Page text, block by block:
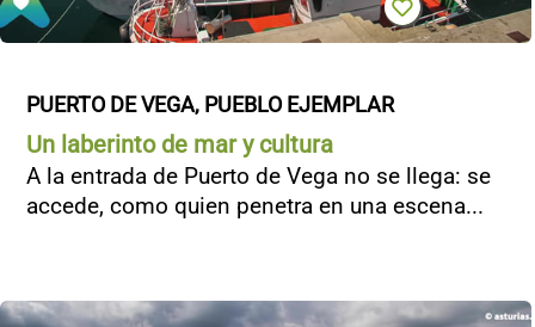
PUERTO DE VEGA, PUEBLO EJEMPLAR
Un laberinto de mar y cultura
A la entrada de Puerto de Vega no se llega: se
accede, como quien penetra en una escena...